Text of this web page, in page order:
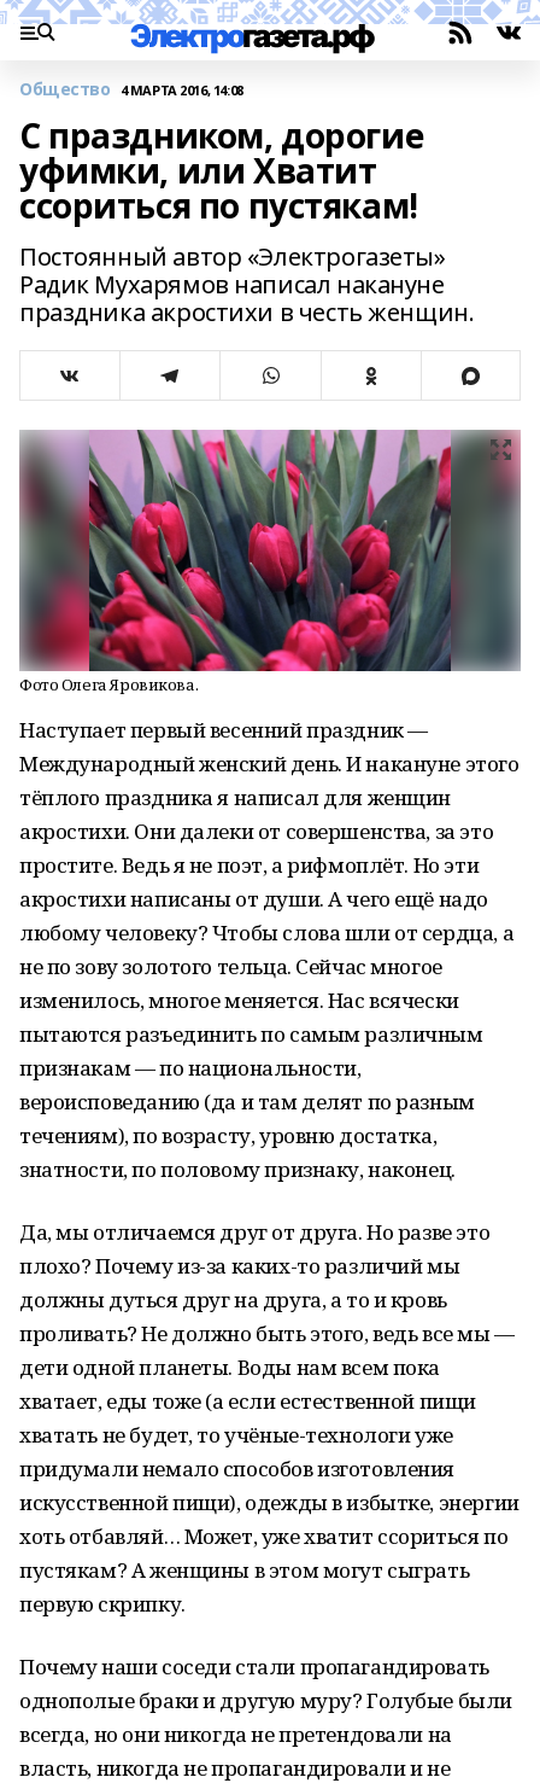
Общество 4 МАРТА 2016, 14:08
С праздником, дорогие
уфимки, или Хватит
ссориться по пустякам!
Постоянный автор «Электрогазеты»
Радик Мухарямов написал накануне
праздника акростихи в честь женщин.
Фото Олега Яровикова.
Наступает первый весенний праздник —
Международный женский день. И накануне этого
тёплого праздника я написал для женщин
акростихи. Они далеки от совершенства, за это
простите. Ведь я не поэт, а рифмоплёт. Но эти
акростихи написаны от души. А чего ещё надо
любому человеку? Чтобы слова шли от сердца, а
не по зову золотого тельца. Сейчас многое
изменилось, многое меняется. Нас всячески
пытаются разъединить по самым различным
признакам — по национальности,
вероисповеданию (да и там делят по разным
течениям), по возрасту, уровню достатка,
знатности, по половому признаку, наконец.
Да, мы отличаемся друг от друга. Но разве это
плохо? Почему из-за каких-то различий мы
должны дуться друг на друга, а то и кровь
проливать? Не должно быть этого, ведь все мы —
дети одной планеты. Воды нам всем пока
хватает, еды тоже (а если естественной пищи
хватать не будет, то учёные-технологи уже
придумали немало способов изготовления
искусственной пищи), одежды в избытке, энергии
хоть отбавляй… Может, уже хватит ссориться по
пустякам? А женщины в этом могут сыграть
первую скрипку.
Почему наши соседи стали пропагандировать
однополые браки и другую муру? Голубые были
всегда, но они никогда не претендовали на
власть, никогда не пропагандировали и не